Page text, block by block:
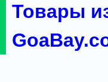
Товары